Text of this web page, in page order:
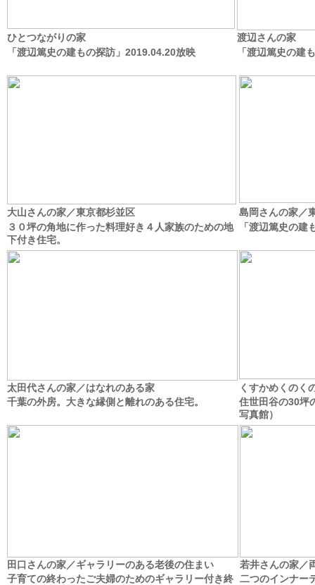
ひとつながりの家
渡辺さんの家
「渡辺篤史の建もの探訪」2019.04.20放映
「渡辺篤史の建
大山さんの家／東京都杉並区
島岡さんの家／
３０坪の角地に作った料理好き４人家族のための地
下付き住宅。
「渡辺篤史の
太田代さんの家／はなれのある家
くすかめくのく
千葉の外房。大きな縁側と離れのある住宅。
住世田谷の30坪
写真館）
田口さんの家／ギャラリーのある老後の住まい
若井さんの家／
子育ての終わったご夫婦のためのギャラリー付き終 二つのインナー